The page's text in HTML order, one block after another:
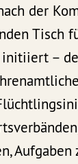
der
Tisch
–